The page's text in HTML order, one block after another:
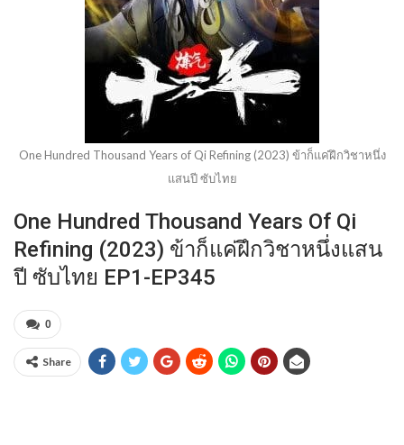
One Hundred Thousand Years of Qi Refining (2023) ข้าก็แค่ฝึกวิชาหนึ่ง
แสนปี ซับไทย
One Hundred Thousand Years Of Qi
Refining (2023) ข้าก็แค่ฝึกวิชาหนึ่งแสน
ปี ซับไทย EP1-EP345
0
Share